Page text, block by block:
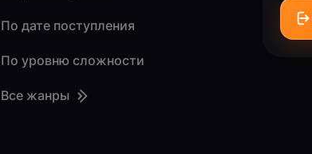
По дате поступления
По уровню сложности
Все жанры